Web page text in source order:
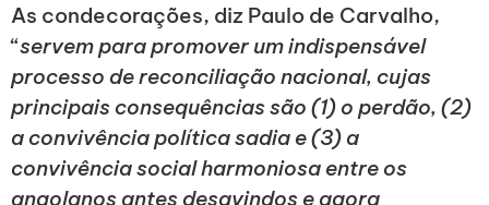
As condecorações, diz Paulo de Carvalho,
“servem para promover um indispensável
processo de reconciliação nacional, cujas
principais consequências são (1) o perdão, (2)
a convivência política sadia e (3) a
convivência social harmoniosa entre os
angolanos antes desavindos e agora